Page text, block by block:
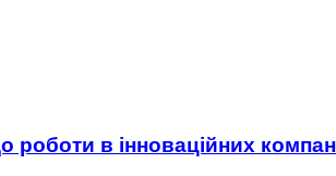
роботи в інноваційних